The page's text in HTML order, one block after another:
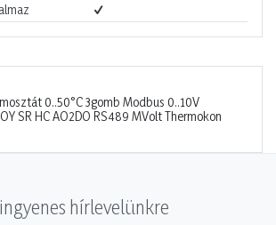
0..50°C 3gomb Modbus 0..10V
SR HC AO2DO RS489 MVolt Thermokon
hírlevelünkre